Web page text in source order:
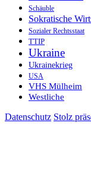
Schäuble
Sokratische
Sozialer Rechtsstaat
TTIP
Ukraine
Ukrainekrieg
USA
VHS Mülheim
Westliche
Datenschutz Stolz